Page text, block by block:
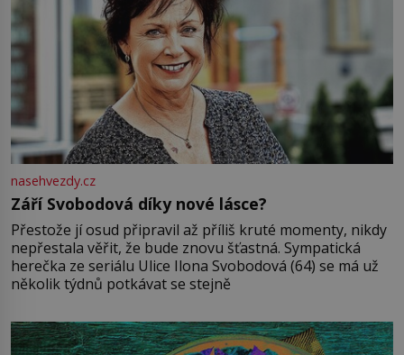
nasehvezdy.cz
Září Svobodová díky nové lásce?
Přestože jí osud připravil až příliš kruté momenty, nikdy
nepřestala věřit, že bude znovu šťastná. Sympatická
herečka ze seriálu Ulice Ilona Svobodová (64) se má už
několik týdnů potkávat se stejně